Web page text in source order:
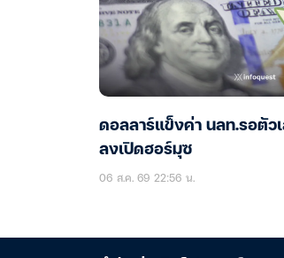
ดอลลาร์แข็งค่า นลท.รอตัว
ลงเปิดฮอร์มุซ
06 ส.ค. 69 22:56 น.